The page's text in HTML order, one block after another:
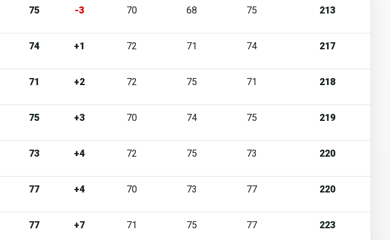
75 -3 70 68 75 213
74 +1 72 71 74 217
71 +2 72 75 71 218
75 +3 70 74 75 219
73 +4 72 75 73 220
77 +4 70 73 77 220
77 +7 71 75 77 223